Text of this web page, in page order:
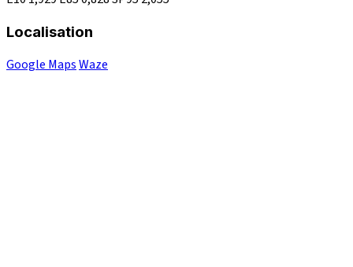
Localisation
Google MapsWaze